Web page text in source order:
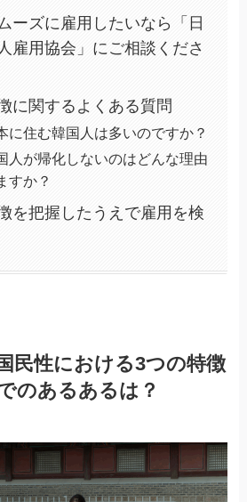
ーズに雇用したいなら「日
雇用協会」にご相談くださ
に関するよくある質問
に住む韓国人は多いのですか？
人が帰化しないのはどんな理由
すか？
を把握したうえで雇用を検
民性における3つの特徴
のあるあるは？